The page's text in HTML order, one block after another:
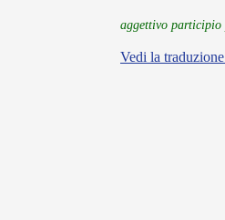
aggettivo participio
Vedi la